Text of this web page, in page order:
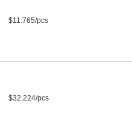
$11.765/pcs
$32.224/pcs